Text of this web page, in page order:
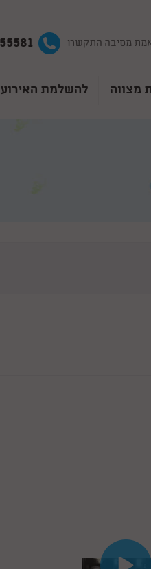
מסיבה התקשרו
מצווה להשלמת האירוע